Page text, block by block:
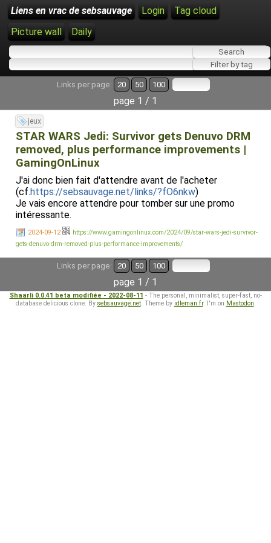
Liens en vrac de sebsauvage Login
Tag cloud
Picture wall
Daily
Links per page: 20 50 100
page 1 / 1
jeux
STAR WARS Jedi: Survivor gets Denuvo DRM
removed, plus performance improvements |
GamingOnLinux
J'ai donc bien fait d'attendre avant de l'acheter
(cf.https://sebsauvage.net/links/?fO6nkw)
Je vais encore attendre pour tomber sur une promo
intéressante.
2024-09-12
https://www.gamingonlinux.com/2024/09/star-wars-jedi-survivor-
gets-denuvo-drm-removed-plus-performance-improvements/
Links per page: 20 50 100
page 1 / 1
Shaarli 0.0.41 beta modifiée - 2022-08-11 - The personal, minimalist, super-fast, no-
database delicious clone. By sebsauvage.net. Theme by idleman.fr. I'm on Mastodon.